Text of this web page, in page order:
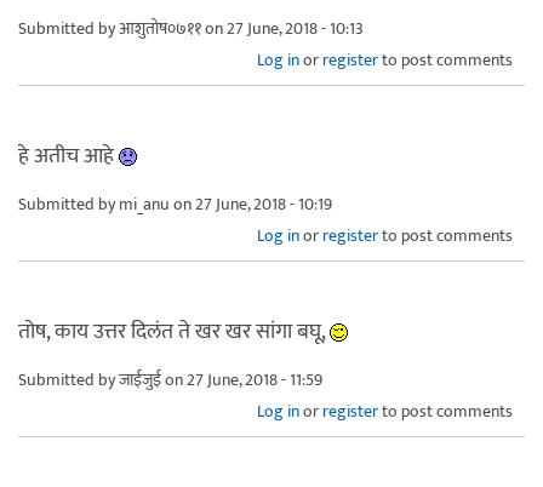
Submitted byआशुतोष०७११on 27 June, 2018 - 10:13
Log inorregisterto post comments
हे अतीच आहे
Submitted bymi_anuon 27 June, 2018 - 10:19
Log inorregisterto post comments
तोष, काय उत्तर दिलंत ते खर खर सांगा बघू,
Submitted byजाईजुईon 27 June, 2018 - 11:59
Log inorregisterto post comments